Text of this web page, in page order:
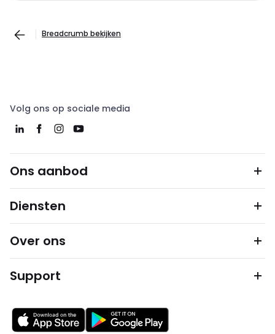
Breadcrumb bekijken
Volg ons op sociale media
Ons aanbod
Diensten
Over ons
Support